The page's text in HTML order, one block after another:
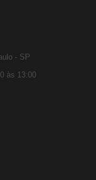
- SP
às 13:00